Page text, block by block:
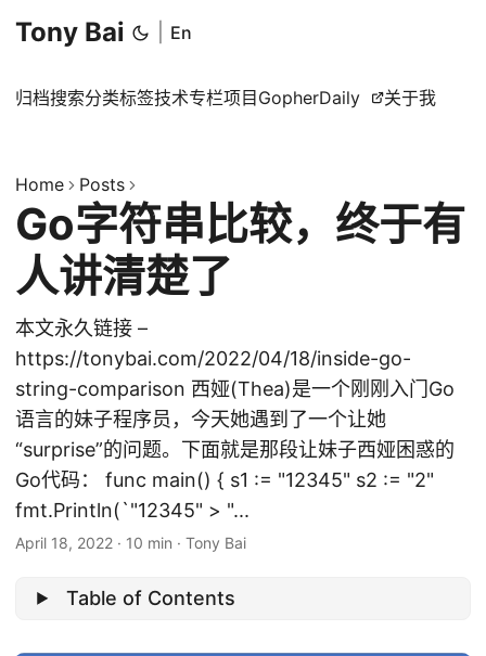
Tony Bai En
归档搜索分类标签技术专栏项目 GopherDaily 关于我
Home Posts
Go字符串比较，终于有
人讲清楚了
本文永久链接 –
https://tonybai.com/2022/04/18/inside-go-
string-comparison 西娅(Thea)是一个刚刚入门Go
语言的妹子程序员，今天她遇到了一个让她
“surprise”的问题。下面就是那段让妹子西娅困惑的
Go代码： func main() { s1 := "12345" s2 := "2"
fmt.Println(`"12345" > "...
April 18, 2022 · 10 min · Tony Bai
Table of Contents